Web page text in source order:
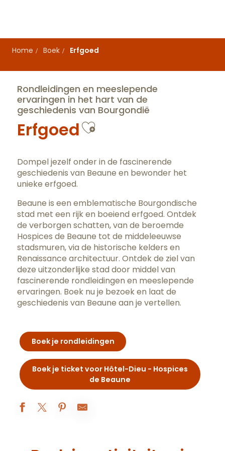
principal
Home
Boek Erfgoed
Rondleidingen en meeslepende
ervaringen in het hart van de
geschiedenis van Bourgondië
ErfgoedAjouter aux
Dompel jezelf onder in de fascinerende
geschiedenis van Beaune en bewonder het
unieke erfgoed.
Beaune is een emblematische Bourgondische
stad met een rijk en boeiend erfgoed. Ontdek
de verborgen schatten, van de beroemde
Hospices de Beaune tot de middeleeuwse
stadsmuren, via de historische kelders en
Renaissance architectuur. Ontdek de ziel van
deze uitzonderlijke stad door middel van
fascinerende rondleidingen en meeslepende
ervaringen. Boek nu je bezoek en laat de
geschiedenis van Beaune aan je vertellen.
Boek je rondleidingen
Boek je ticket voor Hôtel-Dieu - Hospices
de Beaune